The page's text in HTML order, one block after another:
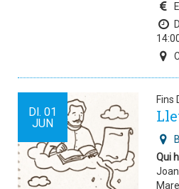
Dl. 01
JUN
Fins
Qui